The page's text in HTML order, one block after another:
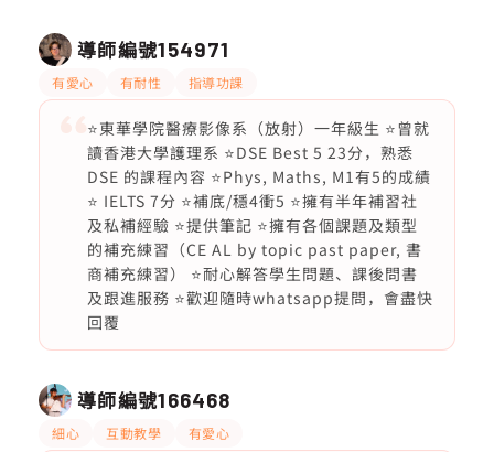
導師編號154971
有愛心 有耐性 指導功課
⭐️東華學院醫療影像系（放射）一年級生 ⭐曾就
讀香港大學護理系 ⭐️DSE Best 5 23分，熟悉
DSE 的課程內容 ⭐️Phys, Maths, M1有5的成績
⭐ IELTS 7分 ⭐️補底/穩4衝5 ⭐️擁有半年補習社
及私補經驗 ⭐️提供筆記 ⭐️擁有各個課題及類型
的補充練習（CE AL by topic past paper, 書
商補充練習） ⭐️耐心解答學生問題、課後問書
及跟進服務 ⭐️歡迎隨時whatsapp提問，會盡快
回覆
導師編號166468
細心 互動教學 有愛心